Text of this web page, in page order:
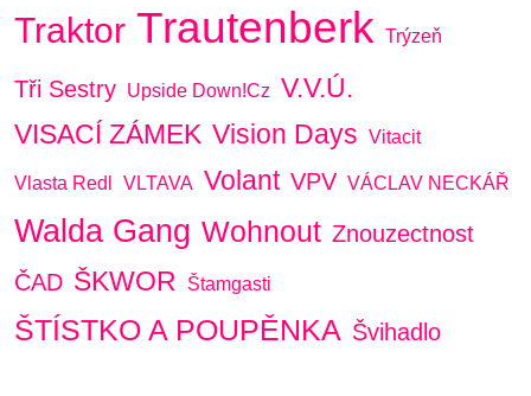
Traktor Trautenberk Trýzeň
Tři Sestry Upside Down!cz V.V.Ú.
VISACÍ ZÁMEK Vision Days Vitacit
Vlasta Redl VLTAVA Volant VPV VÁCLAV NECKÁŘ
Walda Gang Wohnout Znouzectnost
ČAD ŠKWOR Štamgasti
ŠTÍSTKO A POUPĚNKA Švihadlo